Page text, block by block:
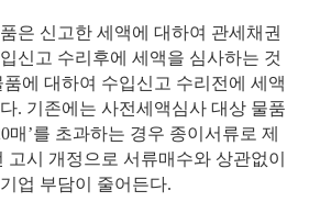
은 신고한 세액에 대하여 관세채권
신고 수리후에 세액을 심사하는 것
에 대하여 수입신고 수리전에 세액
. 기존에는 사전세액심사 대상 물품
매’를 초과하는 경우 종이서류로 제
고시 개정으로 서류매수와 상관없이
업 부담이 줄어든다.